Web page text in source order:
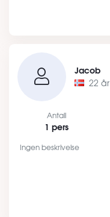
Jacob
22 år
Antall
1 pers
Ingen beskrivelse